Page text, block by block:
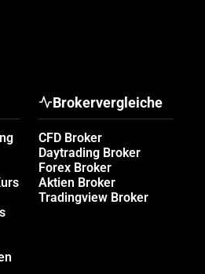
Brokervergleiche
CFD Broker
Daytrading Broker
Forex Broker
Aktien Broker
Tradingview Broker